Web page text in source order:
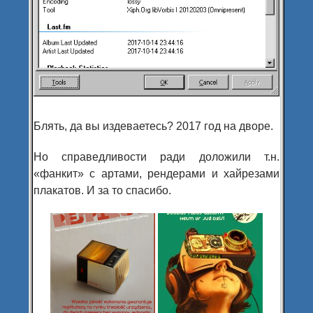
Блять, да вы издеваетесь? 2017 год на дворе.
Но справедливости ради доложили т.н.
«фанкит» с артами, рендерами и хайрезами
плакатов. И за то спасибо.